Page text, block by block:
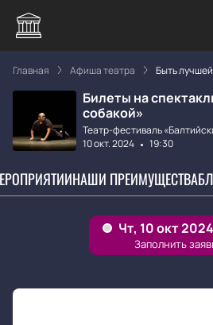
Главная Афиша театра Быть
Билеты на
собакой»
Театр-фестиваль
10 окт. 2024
19:30
НАШИ ПРЕИМУЩЕСТВА